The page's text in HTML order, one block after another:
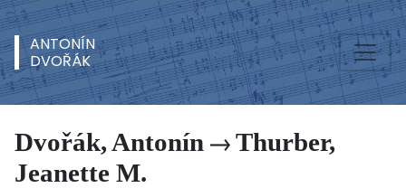
ANTONÍN
DVOŘÁK
Dvořák, Antonín
Thurber,
Jeanette M.